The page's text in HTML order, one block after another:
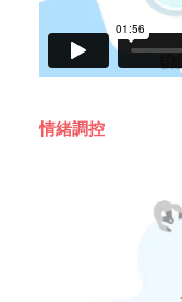
情緒調控